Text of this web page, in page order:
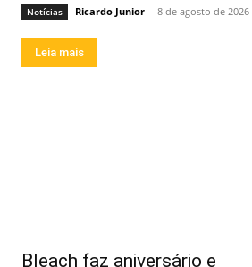
Notícias Ricardo Junior - 8 de agosto de 2026
Leia mais
Bleach faz aniversário e